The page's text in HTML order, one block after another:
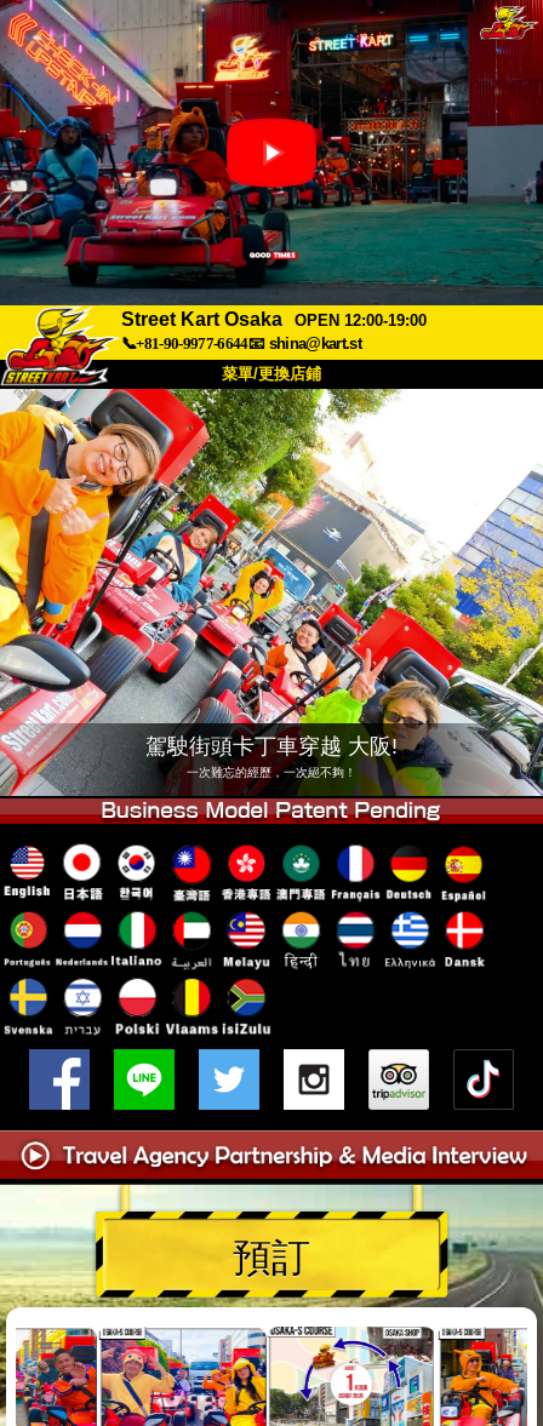
Street Kart Osaka
OPEN 12:00-19:00
📞+81-90-9977-6644📧 shina@kart.st
菜單/更換店鋪
首頁
關於 規格
交通方式 顧客聲音
公司 預訂
更換店鋪
東京 品川 #1 東京 秋葉原 #1
東京 秋葉原 #2 東京 澀谷
東京 澀谷附店 東京灣
東京 淺草 大阪
沖繩
駕駛街頭卡丁車穿越 大阪!
一次難忘的經歷，一次絕不夠！
預訂